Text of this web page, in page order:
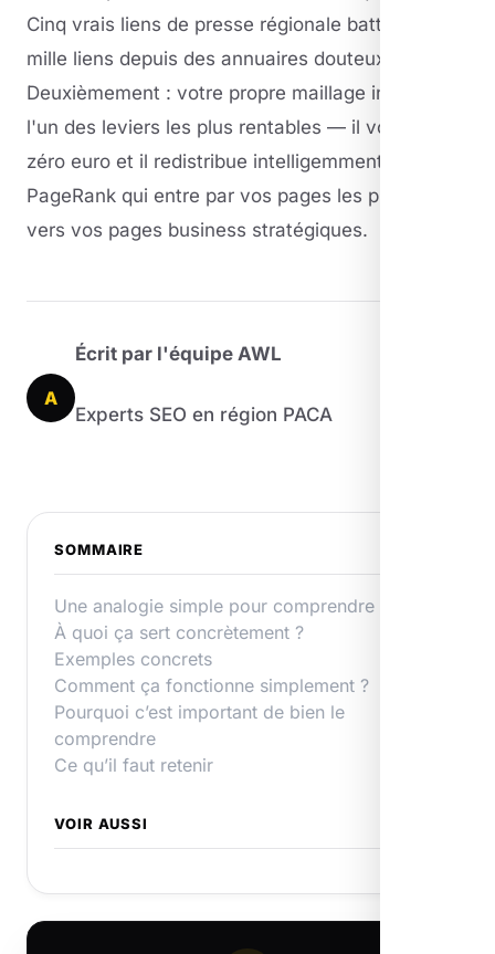
Cinq vrais liens de presse régionale battent cinq
mille liens depuis des annuaires douteux, point.
Deuxièmement : votre propre maillage interne est
l'un des leviers les plus rentables — il vous coûte
zéro euro et il redistribue intelligemment le
PageRank qui entre par vos pages les plus liées
vers vos pages business stratégiques.
A
Écrit par l'équipe AWL
Experts SEO en région PACA
SOMMAIRE
Une analogie simple pour comprendre
À quoi ça sert concrètement ?
Exemples concrets
Comment ça fonctionne simplement ?
Pourquoi c’est important de bien le
comprendre
Ce qu’il faut retenir
VOIR AUSSI